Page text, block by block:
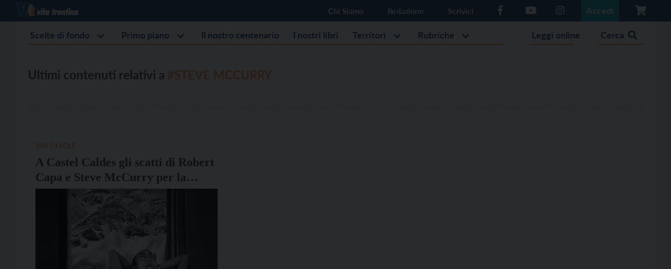
Chi Siamo Redazione Scrivici Accedi
Scelte di fondo Primo piano Il nostro centenario I nostri libri Territori Rubriche Leggi online Cerca
Ultimi contenuti relativi a
A Castel Caldes gli scatti di Robert
Capa e Steve McCurry per la
mostra “Vivere in alto”